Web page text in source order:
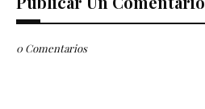
0 Comentarios